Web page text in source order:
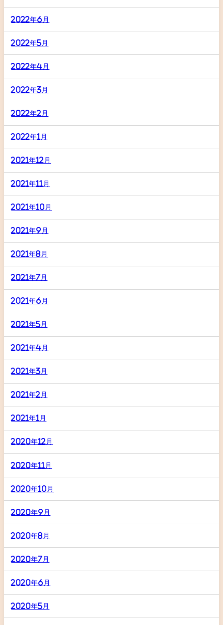
2022年6月
2022年5月
2022年4月
2022年3月
2022年2月
2022年1月
2021年12月
2021年11月
2021年10月
2021年9月
2021年8月
2021年7月
2021年6月
2021年5月
2021年4月
2021年3月
2021年2月
2021年1月
2020年12月
2020年11月
2020年10月
2020年9月
2020年8月
2020年7月
2020年6月
2020年5月